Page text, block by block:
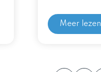
Meer lezen